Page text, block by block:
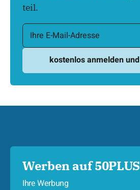
teil.
Werben auf 50PLUS
Ihre Werbung